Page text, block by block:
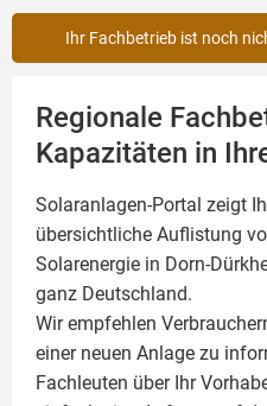
Ihr Fachbetrieb ist noch
Regionale
Kapazitäten in
Solaranlagen-Portal zeigt
übersichtliche Auflistung
Solarenergie in Dorn-
ganz Deutschland.
Wir empfehlen
einer neuen Anlage zu
Fachleuten über Ihr